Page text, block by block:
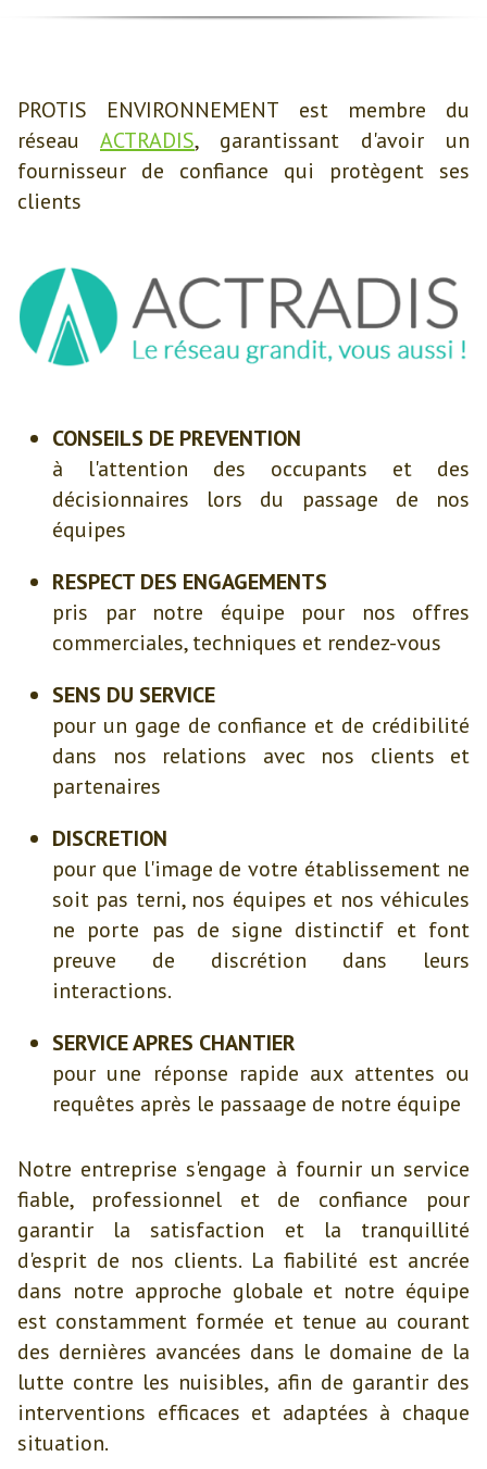
PROTIS ENVIRONNEMENT est membre du
réseau ACTRADIS, garantissant d'avoir un
fournisseur de confiance qui protègent ses
clients
CONSEILS DE PREVENTION
à l'attention des occupants et des
décisionnaires lors du passage de nos
équipes
RESPECT DES ENGAGEMENTS
pris par notre équipe pour nos offres
commerciales, techniques et rendez-vous
SENS DU SERVICE
pour un gage de confiance et de crédibilité
dans nos relations avec nos clients et
partenaires
DISCRETION
pour que l'image de votre établissement ne
soit pas terni, nos équipes et nos véhicules
ne porte pas de signe distinctif et font
preuve de discrétion dans leurs
interactions.
SERVICE APRES CHANTIER
pour une réponse rapide aux attentes ou
requêtes après le passaage de notre équipe
Notre entreprise s'engage à fournir un service
fiable, professionnel et de confiance pour
garantir la satisfaction et la tranquillité
d'esprit de nos clients. La fiabilité est ancrée
dans notre approche globale et notre équipe
est constamment formée et tenue au courant
des dernières avancées dans le domaine de la
lutte contre les nuisibles, afin de garantir des
interventions efficaces et adaptées à chaque
situation.